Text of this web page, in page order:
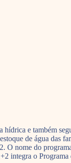
hídrica e também
de água das
O nome do
integra o